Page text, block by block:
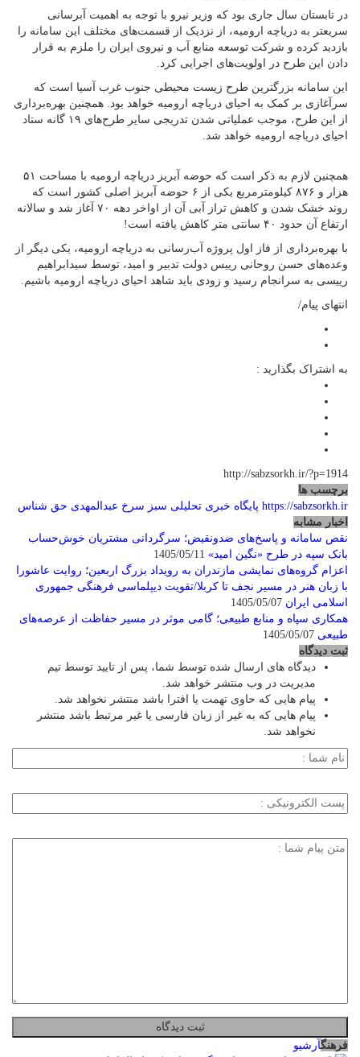
در تابستان سال جاری بود که وزیر نیرو با توجه به اهمیت آبرسانی
سریعتر به دریاچه ارومیه، از نزدیک از قسمت‌های مختلف این سامانه را
بازدید کرده و شرکت توسعه منابع آب و نیروی ایران را ملزم به قرار
دادن این طرح در اولویت‌های اجرایی کرد.
این سامانه بزرگترین طرح زیست محیطی جنوب غرب آسیا است که
سرآغازی بر کمک به احیای دریاچه ارومیه خواهد بود. همچنین بهره‌برداری
از این طرح، موجب عملیاتی شدن تدریجی سایر طرح‌های ۱۹ گانه ستاد
احیای دریاچه ارومیه خواهد شد.
همچنین لازم به ذکر است که حوضه آبریز دریاچه ارومیه با مساحت ۵۱
هزار و ۸۷۶ کیلومترمربع یکی از ۶ حوضه آبریز اصلی کشور است که
روند خشک شدن و کاهش تراز آبی آن از اواخر دهه ۷۰ آغاز شد و سالانه
ارتفاع آن حدود ۴۰ سانتی متر کاهش یافته است!
با بهره‌برداری از فاز اول پروژه آب‌رسانی به دریاچه ارومیه، یکی دیگر از
وعده‌های حسن روحانی رییس دولت تدبیر و امید، توسط سیدابراهیم
رییسی به سرانجام رسید و زودی باید شاهد احیای دریاچه ارومیه باشیم.
انتهای پیام/
به اشتراک بگذارید :
http://sabzsorkh.ir/?p=1914
برچسب ها
https://sabzsorkh.ir پایگاه خبری تحلیلی سبز سرخ عبدالمهدی حق شناس
اخبار مشابه
نقص سامانه و پاسخ‌های ضدونقیض؛ سرگردانی مشتریان خوش‌حساب
بانک سپه در طرح «نگین امید»
اعزام گروه‌های نمایشی مازندران به رویداد بزرگ اربعین؛ روایت عاشورا
با زبان هنر در مسیر نجف تا کربلا/تقویت دیپلماسی فرهنگی جمهوری
اسلامی ایران
همکاری سپاه و منابع طبیعی؛ گامی موثر در مسیر حفاظت از عرصه‌های
طبیعی
ثبت دیدگاه
دیدگاه های ارسال شده توسط شما، پس از تایید توسط تیم
مدیریت در وب منتشر خواهد شد.
پیام هایی که حاوی تهمت یا افترا باشد منتشر نخواهد شد.
پیام هایی که به غیر از زبان فارسی یا غیر مرتبط باشد منتشر
نخواهد شد.
فرهنگآرشیو